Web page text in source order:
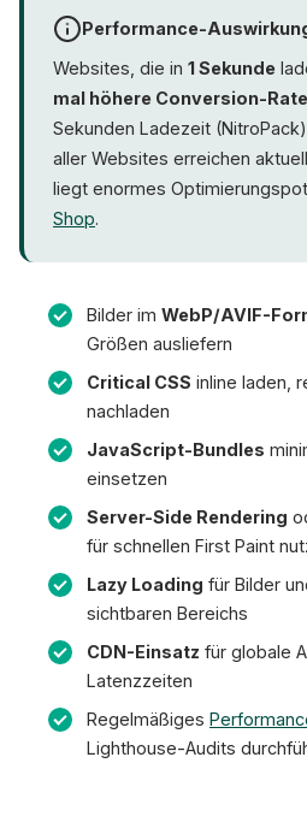
Performance-
Websites, die in 1 Sekunde
mal höhere Conversion-Rate
Sekunden Ladezeit
aller Websites erreichen
liegt enormes
Shop.
Bilder im WebP/AVIF-
Größen ausliefern
Critical CSS inline laden,
nachladen
JavaScript-Bundles
einsetzen
Server-Side Rendering
für schnellen First Paint
Lazy Loading für Bilder
sichtbaren Bereichs
CDN-Einsatz für globale
Latenzzeiten
Regelmäßiges
Lighthouse-Audits